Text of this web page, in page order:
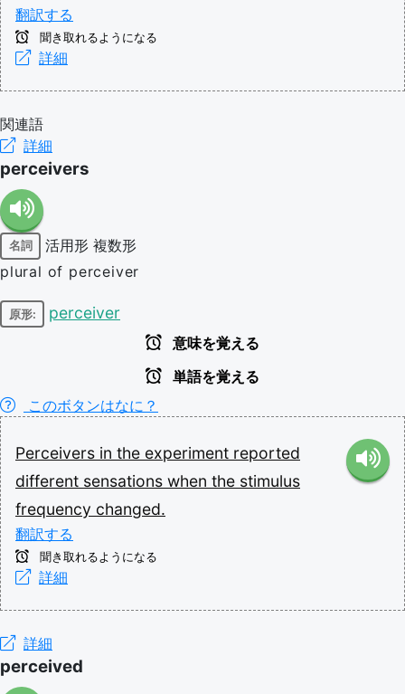
翻訳する
聞き取れるようになる
詳細
関連語
詳細
perceivers
名詞 活用形 複数形
plural of perceiver
原形: perceiver
意味を覚える
単語を覚える
このボタンはなに？
Perceivers in the experiment reported
different sensations when the stimulus
frequency changed.
翻訳する
聞き取れるようになる
詳細
詳細
perceived